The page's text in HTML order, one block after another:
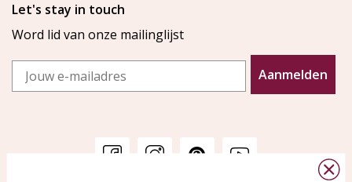
Let's stay in touch
Word lid van onze mailinglijst
Email
Aanmelden